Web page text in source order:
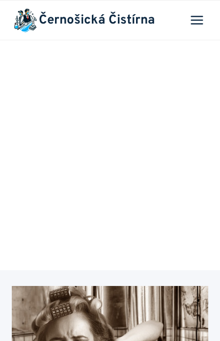
Přeskočit
obsah
Černošická Čistírna